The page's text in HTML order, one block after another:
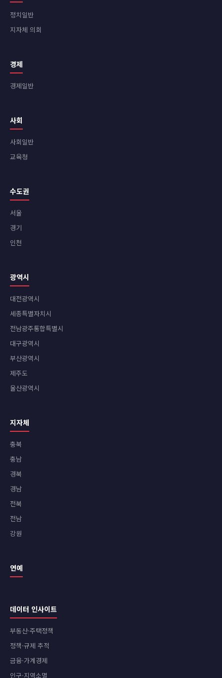
정치일반
지자체 의회
경제
경제일반
사회
사회일반
교육청
수도권
서울
경기
인천
광역시
대전광역시
세종특별자치시
전남광주통합특별시
대구광역시
부산광역시
제주도
울산광역시
지자체
충북
충남
경북
경남
전북
전남
강원
연예
데이터 인사이트
부동산·주택정책
정책·규제 추적
금융·가계경제
인구·지역소멸